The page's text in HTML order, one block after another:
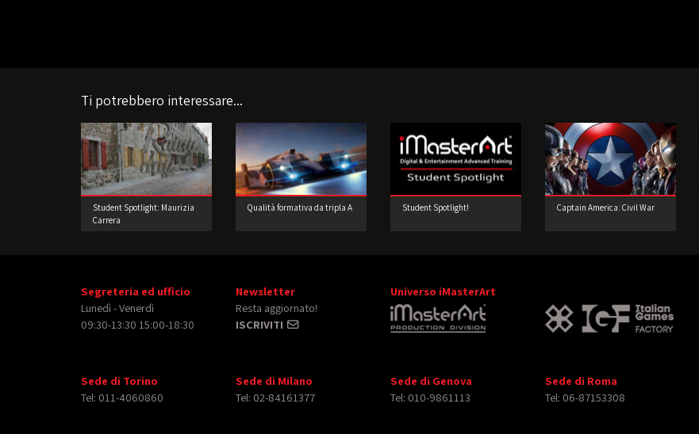
Ti potrebbero interessare...
Student Spotlight: Maurizia
Carrera
Qualità formativa da tripla A Student Spotlight! Captain America: Civil War
Segreteria ed ufficio
Lunedì - Venerdì
09:30-13:30 15:00-18:30
Newsletter
Resta aggiornato!
ISCRIVITI
Universo iMasterArt
Sede di Torino
Tel: 011-4060860
Sede di Milano
Tel: 02-84161377
Sede di Genova
Tel: 010-9861113
Sede di Roma
Tel: 06-87153308